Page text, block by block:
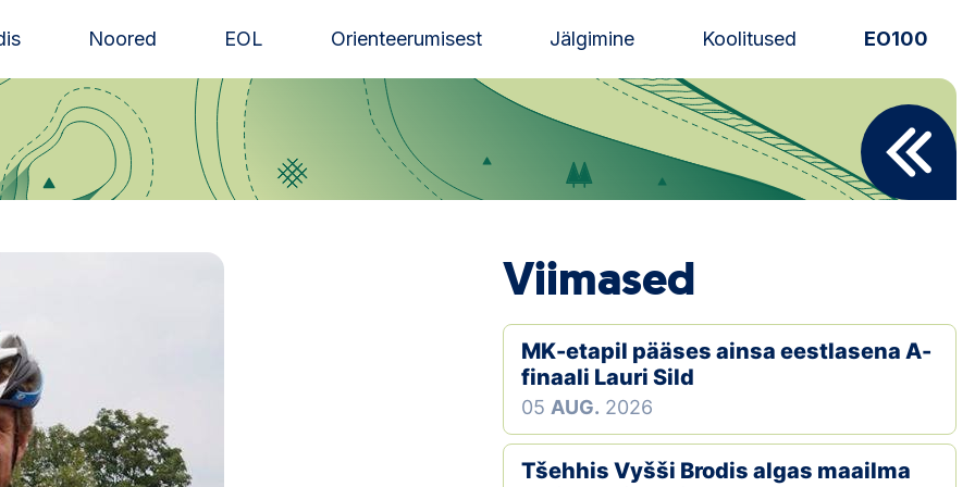
Noored EOL Orienteerumisest Jälgimine Koolitused EO100
Uudised
Alustajale
Eesti Orienteerumine 100!
Toetamine
Telli litsents!
Noored
Viimased
MK-etapil pääses ainsa eestlasena A-
finaali Lauri Sild
05 AUG. 2026
Tšehhis Vyšši Brodis algas maailma